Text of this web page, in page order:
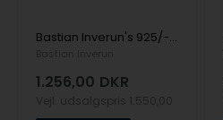
Bastian Inverun's 925/- Vedhæng mat/blank, blå topas 1,08ct
1.256,00 DKR